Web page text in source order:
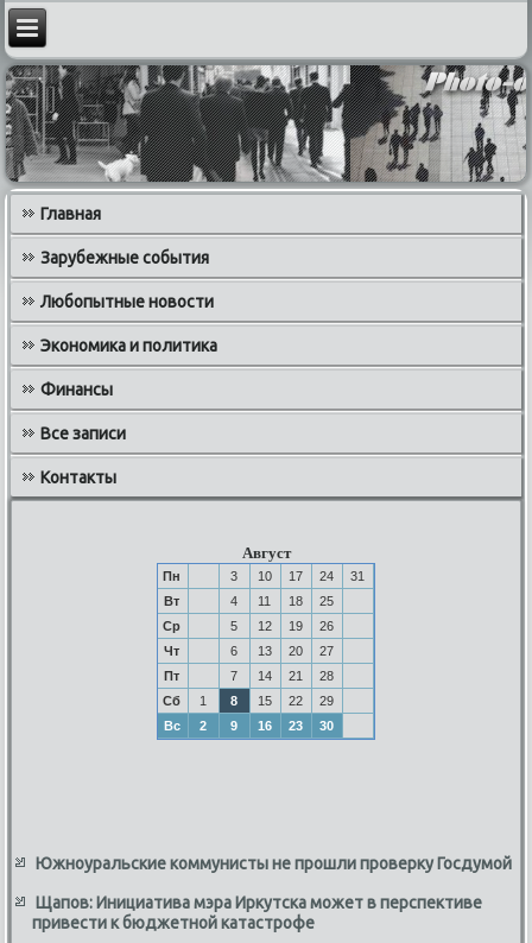
Главная
Зарубежные события
Любопытные новости
Экономика и политика
Финансы
Все записи
Контакты
Август
Пн 3 10 17 24
31
Вт
4 11 18
25
Ср
5 12 19
26
Чт
6 13 20
27
Пт
7 14 21
28
Сб
1 8 15 22
29
Вс
2 9 16 23 30
Южноуральские коммунисты не прошли проверку Госдумой
Щапов: Инициатива мэра Иркутска может в перспективе
привести к бюджетной катастрофе